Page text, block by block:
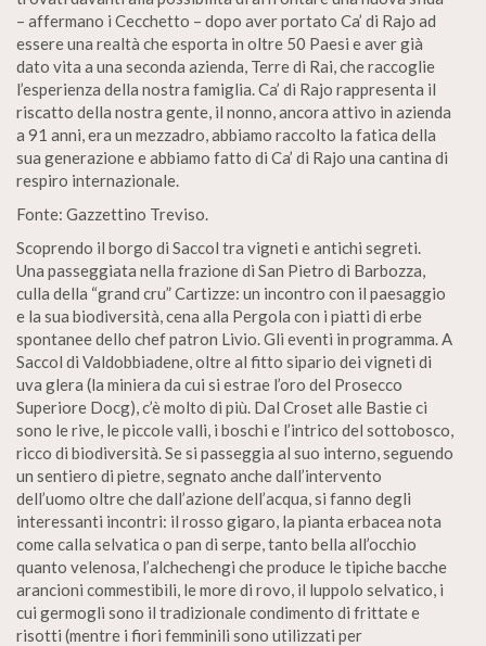
– affermano i Cecchetto – dopo aver portato Ca’ di Rajo ad
essere una realtà che esporta in oltre 50 Paesi e aver già
dato vita a una seconda azienda, Terre di Rai, che raccoglie
l’esperienza della nostra famiglia. Ca’ di Rajo rappresenta il
riscatto della nostra gente, il nonno, ancora attivo in azienda
a 91 anni, era un mezzadro, abbiamo raccolto la fatica della
sua generazione e abbiamo fatto di Ca’ di Rajo una cantina di
respiro internazionale.
Fonte: Gazzettino Treviso.
Scoprendo il borgo di Saccol tra vigneti e antichi segreti.
Una passeggiata nella frazione di San Pietro di Barbozza,
culla della “grand cru” Cartizze: un incontro con il paesaggio
e la sua biodiversità, cena alla Pergola con i piatti di erbe
spontanee dello chef patron Livio. Gli eventi in programma. A
Saccol di Valdobbiadene, oltre al fitto sipario dei vigneti di
uva glera (la miniera da cui si estrae l’oro del Prosecco
Superiore Docg), c’è molto di più. Dal Croset alle Bastie ci
sono le rive, le piccole valli, i boschi e l’intrico del sottobosco,
ricco di biodiversità. Se si passeggia al suo interno, seguendo
un sentiero di pietre, segnato anche dall’intervento
dell’uomo oltre che dall’azione dell’acqua, si fanno degli
interessanti incontri: il rosso gigaro, la pianta erbacea nota
come calla selvatica o pan di serpe, tanto bella all’occhio
quanto velenosa, l’alchechengi che produce le tipiche bacche
arancioni commestibili, le more di rovo, il luppolo selvatico, i
cui germogli sono il tradizionale condimento di frittate e
risotti (mentre i fiori femminili sono utilizzati per